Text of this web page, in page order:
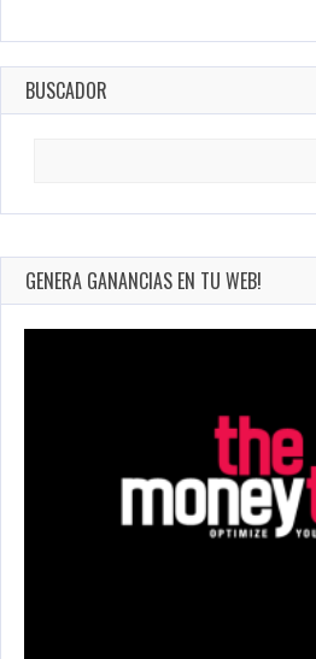
BUSCADOR
GENERA GANANCIAS EN TU WEB!